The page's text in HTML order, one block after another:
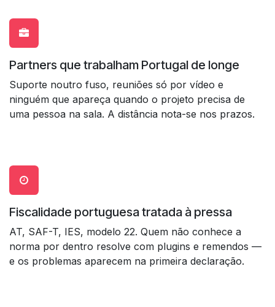
Partners que trabalham Portugal de longe
Suporte noutro fuso, reuniões só por vídeo e
ninguém que apareça quando o projeto precisa de
uma pessoa na sala. A distância nota-se nos prazos.
Fiscalidade portuguesa tratada à pressa
AT, SAF-T, IES, modelo 22. Quem não conhece a
norma por dentro resolve com plugins e remendos —
e os problemas aparecem na primeira declaração.